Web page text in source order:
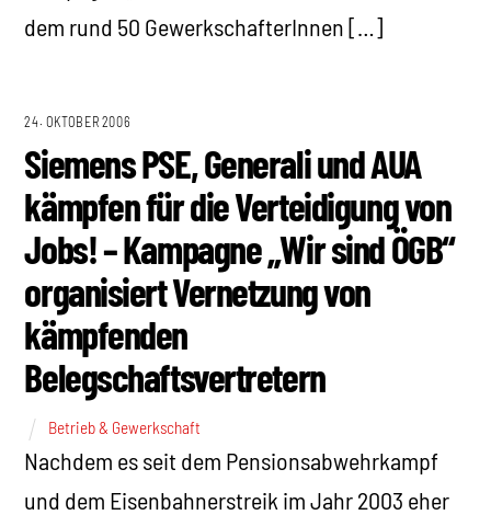
dem rund 50 GewerkschafterInnen […]
24. OKTOBER 2006
Siemens PSE, Generali und AUA
kämpfen für die Verteidigung von
Jobs! – Kampagne „Wir sind ÖGB“
organisiert Vernetzung von
kämpfenden
Belegschaftsvertretern
Betrieb & Gewerkschaft
Nachdem es seit dem Pensionsabwehrkampf
und dem Eisenbahnerstreik im Jahr 2003 eher